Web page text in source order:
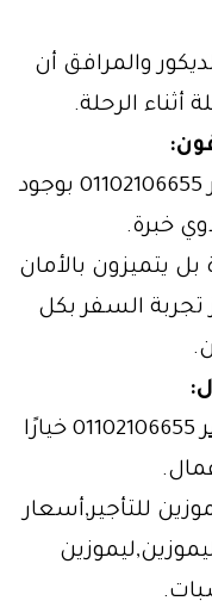
والمرافق أن
أثناء الرحلة.
01102106655 بوجود
خبرة.
يتميزون بالأمان
تجربة السفر بكل
01102106655 خيارًا
للتأجير,أسعار